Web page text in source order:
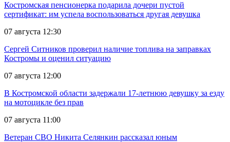
Костромская пенсионерка подарила дочери пустой
сертификат: им успела воспользоваться другая девушка
07 августа 12:30
Сергей Ситников проверил наличие топлива на заправках
Костромы и оценил ситуацию
07 августа 12:00
В Костромской области задержали 17-летнюю девушку за езду
на мотоцикле без прав
07 августа 11:00
Ветеран СВО Никита Селянкин рассказал юным